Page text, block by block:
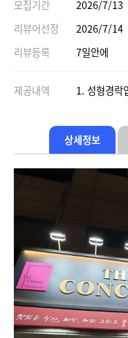
모집기간
2026/7/13
리뷰어선정
2026/7/14
리뷰등록
7일안에
제공내역 1. 성형경락
상세정보